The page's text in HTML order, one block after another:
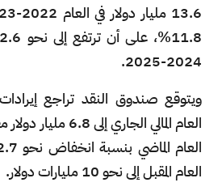
2024-2025.
ويتوقع صندوق النقد تراجع
العام المقبل إلى نحو 10 مليارات دولار.